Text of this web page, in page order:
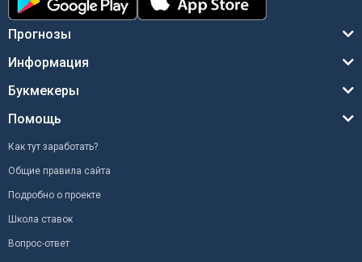
Прогнозы
Информация
Букмекеры
Помощь
Как тут заработать?
Общие правила сайта
Подробно о проекте
Школа ставок
Вопрос-ответ